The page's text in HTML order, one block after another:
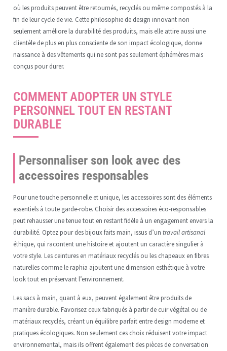
où les produits peuvent être retournés, recyclés ou même compostés à la
fin de leur cycle de vie. Cette philosophie de design innovant non
seulement améliore la durabilité des produits, mais elle attire aussi une
clientèle de plus en plus consciente de son impact écologique, donne
naissance à des vêtements qui ne sont pas seulement éphémères mais
conçus pour durer.
COMMENT ADOPTER UN STYLE
PERSONNEL TOUT EN RESTANT
DURABLE
Personnaliser son look avec des
accessoires responsables
Pour une touche personnelle et unique, les accessoires sont des éléments
essentiels à toute garde-robe. Choisir des accessoires éco-responsables
peut rehausser une tenue tout en restant fidèle à un engagement envers la
durabilité. Optez pour des bijoux faits main, issus d’un travail artisanal
éthique, qui racontent une histoire et ajoutent un caractère singulier à
votre style. Les ceintures en matériaux recyclés ou les chapeaux en fibres
naturelles comme le raphia ajoutent une dimension esthétique à votre
look tout en préservant l’environnement.
Les sacs à main, quant à eux, peuvent également être produits de
manière durable. Favorisez ceux fabriqués à partir de cuir végétal ou de
matériaux recyclés, créant un équilibre parfait entre design moderne et
pratiques écologiques. Non seulement ces choix réduisent votre impact
environnemental, mais ils offrent également des pièces de conversation